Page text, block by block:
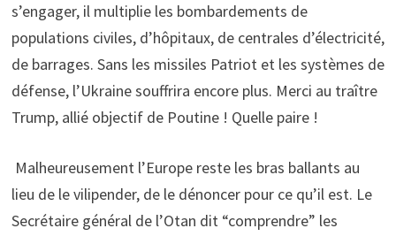
s’engager, il multiplie les bombardements de
populations civiles, d’hôpitaux, de centrales d’électricité,
de barrages. Sans les missiles Patriot et les systèmes de
défense, l’Ukraine souffrira encore plus. Merci au traître
Trump, allié objectif de Poutine ! Quelle paire !
Malheureusement l’Europe reste les bras ballants au
lieu de le vilipender, de le dénoncer pour ce qu’il est. Le
Secrétaire général de l’Otan dit “comprendre” les